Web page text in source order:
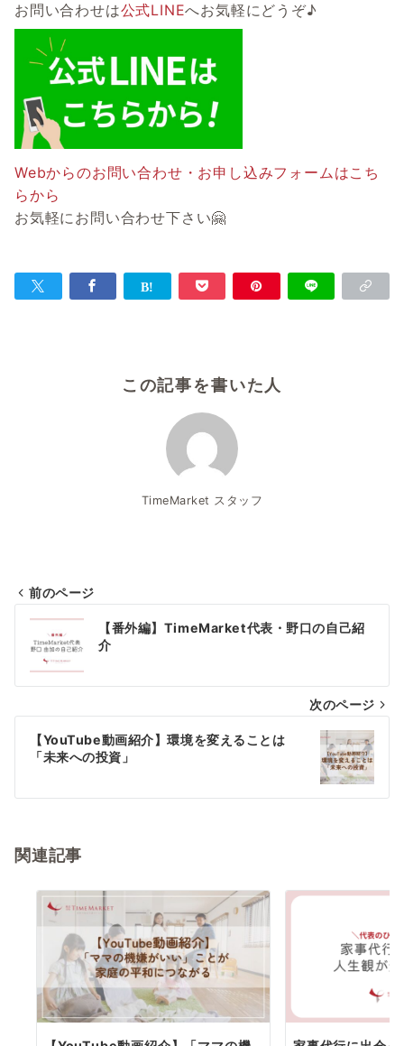
お問い合わせは公式LINEへお気軽にどうぞ♪
Webからのお問い合わせ・お申し込みフォームはこち
らから
お気軽にお問い合わせ下さい🤗
この記事を書いた人
TimeMarket スタッフ
投
稿
ナ
ビ
シ
ン
前のページ
【番外編】TimeMarket代表・野口の自己紹
介
次のページ
【YouTube動画紹介】環境を変えることは
「未来への投資」
関連記事